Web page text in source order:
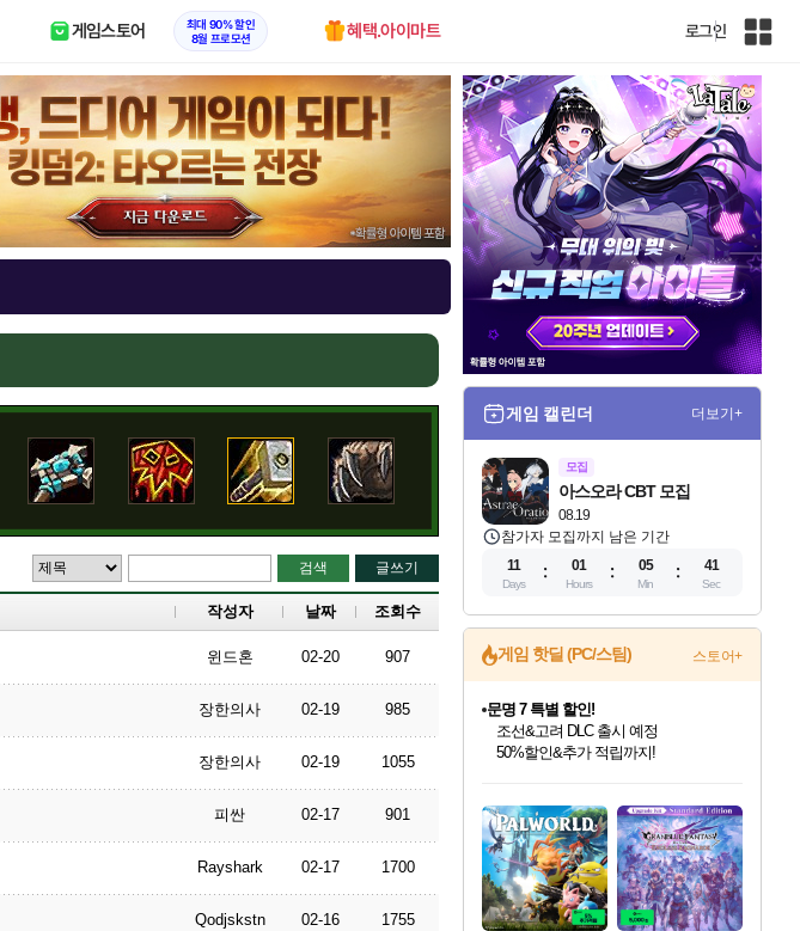
게임스토어
최대 90% 할인
8월 프로모션
혜택.아이마트 로그인
인
체
사
트
맵
검색 글쓰기
작성자 날짜 조회수
윈드혼 02-20 907
장한의사 02-19 985
장한의사 02-19 1055
피싼 02-17 901
Rayshark 02-17 1700
Qodjskstn 02-16 1755
게임 캘린더 더보기+
모집
08.19
아스오라 CBT 모집
참가자 모집까지 남은 기간
11
Days
01
Hours
05
Min
40
Sec
게임 핫딜 (PC/스팀) 스토어+
최대 90% 할인가를 만나보세요!
네이버혜택과 함께 만나보세요!
50%할인&추가 적립까지!
마블 투혼 파이팅 소울즈 정식출시!
마블 히어로 총 출동&화려한 격투!
네이버 포인트 혜택까지!
이니&베니 혜택까지!
네이버 혜택가와 함께 예약하세요!
할인&네이버혜택으로 만나보세요!
네이버페이 혜택과 만나보세요!
40주년 프로모션으로 만나보세요!
할인가에 만나보세요!
일부 에디션 상시 할인!
혜택으로 예약 판매 중
편안하게 충전하세요